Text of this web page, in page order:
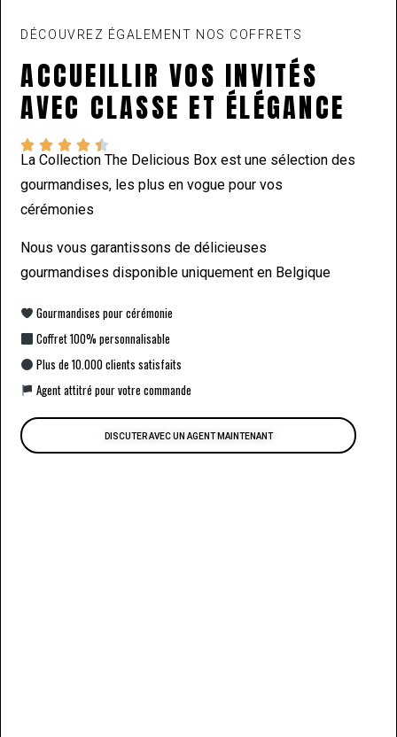
DÉCOUVREZ ÉGALEMENT NOS COFFRETS
ACCUEILLIR VOS INVITÉS
AVEC CLASSE ET ÉLÉGANCE
    
La Collection The Delicious Box est une sélection des
gourmandises, les plus en vogue pour vos
cérémonies
Nous vous garantissons de délicieuses
gourmandises disponible uniquement en Belgique
Gourmandises pour cérémonie
Coffret 100% personnalisable
Plus de 10.000 clients satisfaits
Agent attitré pour votre commande
DISCUTER AVEC UN AGENT MAINTENANT